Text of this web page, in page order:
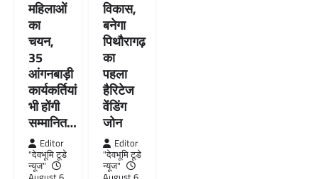
महिलाओं
का
चयन,
35
आंगनबाड़ी
कार्यकर्तियां
भी होंगी
सम्मानित…
Editor
"देवभूमि टूडे
न्यूज"
विकास,
बनेगा
पिथौरागढ़
का
पहला
हैरिटेज
वेंडिंग
जोन
Editor
"देवभूमि टूडे
न्यूज"